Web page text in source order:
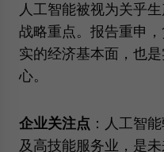
人工智能被视为关乎
战略重点。报告重申
实的经济基本面，也
心。
企业关注点 ：人工智
及高技能服务业，是